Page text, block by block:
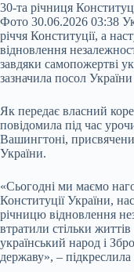
30-та річниця
Фото 30.06.2026 03:38
річчя Конституції, а
відновлення
завдяки самопожертві
зазначила посол
Як передає власний
повідомила під час
Вашингтоні,
України.
«Сьогодні ми маємо
Конституції України,
річницю відновлення
втратили стільки
український народ і
державу», –